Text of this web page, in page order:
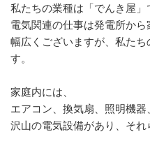
私たちの業種は「でんき屋」
電気関連の仕事は発電所か
幅広くございますが、私た
す。
家庭内には、
エアコン、換気扇、照明機
沢山の電気設備があり、それ